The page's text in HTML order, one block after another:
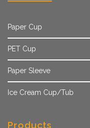
Paper Cup
PET Cup
Paper Sleeve
Ice Cream Cup/Tub
Products